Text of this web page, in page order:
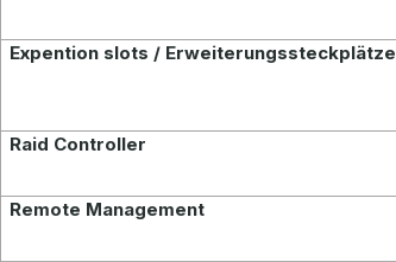
Expention slots / Erweiterungssteckplätze
Raid Controller
Remote Management